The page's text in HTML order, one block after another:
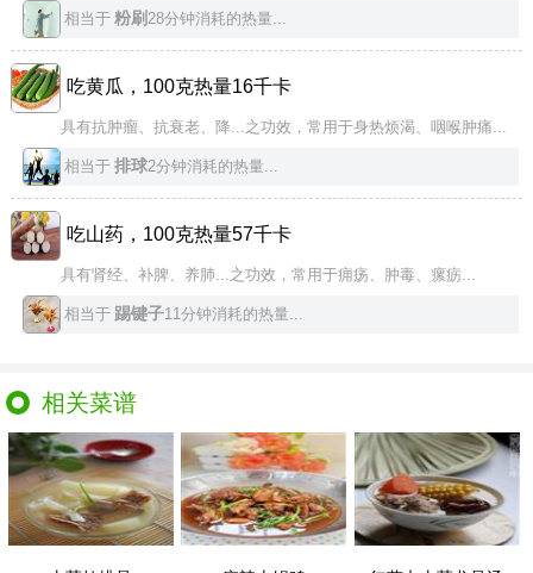
相当于 粉刷28分钟消耗的热量...
吃黄瓜，100克热量16千卡
具有抗肿瘤、抗衰老、降...之功效，常用于身热烦渴、咽喉肿痛...
相当于 排球2分钟消耗的热量...
吃山药，100克热量57千卡
具有肾经、补脾、养肺...之功效，常用于痈疡、肿毒、瘰疬...
相当于 踢键子11分钟消耗的热量...
相关菜谱